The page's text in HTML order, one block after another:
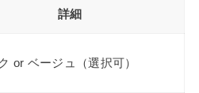
詳細
or ベージュ（選択可）